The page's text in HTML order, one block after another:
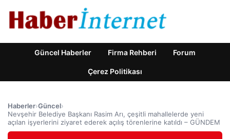
Güncel Haberler Firma Rehberi Forum
Çerez Politikası
Haberler›Güncel›
Nevşehir Belediye Başkanı Rasim Arı, çeşitli mahallelerde yeni
açılan işyerlerini ziyaret ederek açılış törenlerine katıldı – GÜNDEM